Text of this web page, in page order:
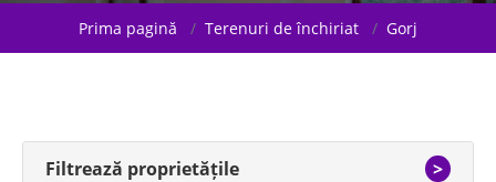
Prima pagină Terenuri de închiriat Gorj
Filtrează proprietățile >